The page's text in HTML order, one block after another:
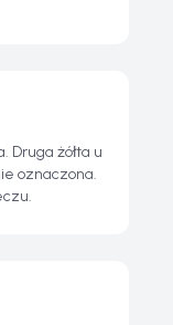
Druga żółta u
oznaczona.